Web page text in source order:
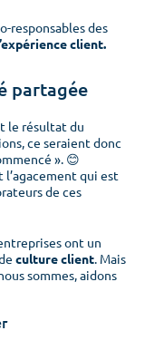
responsables des
client.
partagée
le résultat du
ce seraient donc
». 😊
qui est
de ces
ont un
culture client. Mais
sommes, aidons